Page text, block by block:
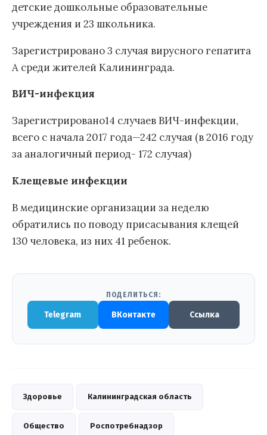
детские дошкольные образовательные
учреждения и 23 школьника.
Зарегистрировано 3 случая вирусного гепатита
А среди жителей Калининграда.
ВИЧ-инфекция
Зарегистрировано14 случаев ВИЧ-инфекции,
всего с начала 2017 года—242 случая (в 2016 году
за аналогичный период- 172 случая)
Клещевые инфекции
В медицинские организации за неделю
обратились по поводу присасывания клещей
130 человека, из них 41 ребенок.
ПОДЕЛИТЬСЯ:
Telegram ВКонтакте Ссылка
Здоровье Калининградская область
Общество Роспотребнадзор